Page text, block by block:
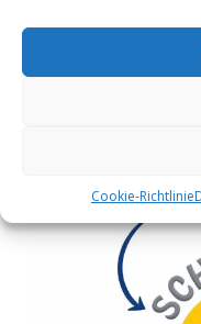
Cookie-Richtlinie